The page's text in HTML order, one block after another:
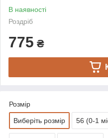
В наявності
Роздріб
775 ₴
Розмір
Виберіть розмір 56 (0-1